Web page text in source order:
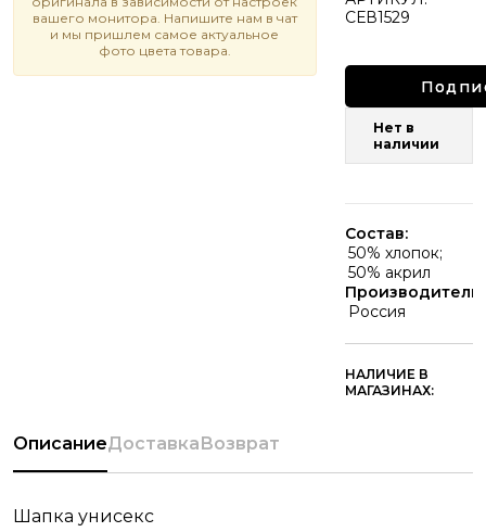
вашего монитора. Напишите нам в чат
и мы пришлем самое актуальное
фото цвета товара.
СЕВ1529
Нет в
наличии
Состав:
50% хлопок;
50% акрил
Производитель:
Россия
НАЛИЧИЕ В
МАГАЗИНАХ:
ОписаниеДоставкаВозврат
Шапка унисекс